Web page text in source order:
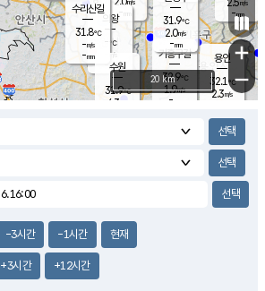
- mm
용인
32.1℃
2.3m/s
m/s
-mm
4.2m/s
의왕
- ℃
m/s
mm
기흥구갈
32.9℃
1.9m/s
-
수리산길
31.8℃
-m/s
-mm
31.9℃
2.0m/s
-mm
수원
31.9℃
4.3 m/s
+
−
20 km
-3시간 -1시간 현재
+3시간 +12시간